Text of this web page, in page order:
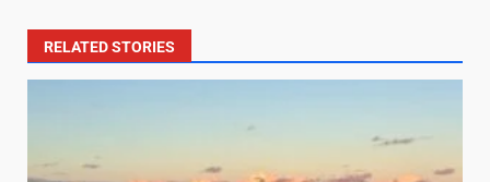
RELATED STORIES